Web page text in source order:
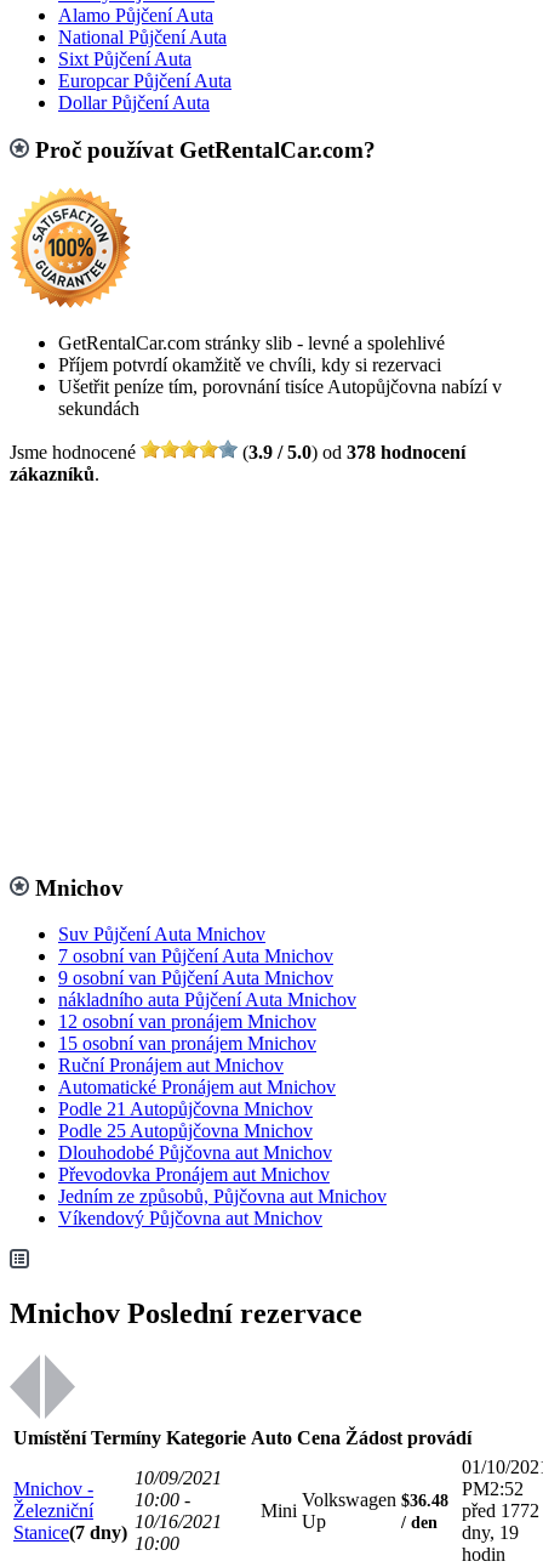
Alamo Půjčení Auta
National Půjčení Auta
Sixt Půjčení Auta
Europcar Půjčení Auta
Dollar Půjčení Auta
Proč používat GetRentalCar.com?
GetRentalCar.com stránky slib - levné a spolehlivé
Příjem potvrdí okamžitě ve chvíli, kdy si rezervaci
Ušetřit peníze tím, porovnání tisíce Autopůjčovna nabízí v
sekundách
Jsme hodnocené (3.9 / 5.0) od 378 hodnocení
zákazníků.
Mnichov
Suv Půjčení Auta Mnichov
7 osobní van Půjčení Auta Mnichov
9 osobní van Půjčení Auta Mnichov
nákladního auta Půjčení Auta Mnichov
12 osobní van pronájem Mnichov
15 osobní van pronájem Mnichov
Ruční Pronájem aut Mnichov
Automatické Pronájem aut Mnichov
Podle 21 Autopůjčovna Mnichov
Podle 25 Autopůjčovna Mnichov
Dlouhodobé Půjčovna aut Mnichov
Převodovka Pronájem aut Mnichov
Jedním ze způsobů, Půjčovna aut Mnichov
Víkendový Půjčovna aut Mnichov
Mnichov Poslední rezervace
Umístění Termíny Kategorie Auto Cena Žádost provádí
Mnichov -
Železniční
Stanice(7 dny)
10/09/2021
10:00 -
10/16/2021
10:00
Mini
Volkswagen
Up
$36.48
/ den
01/10/
PM2:52
před 1772
dny, 19
hodin